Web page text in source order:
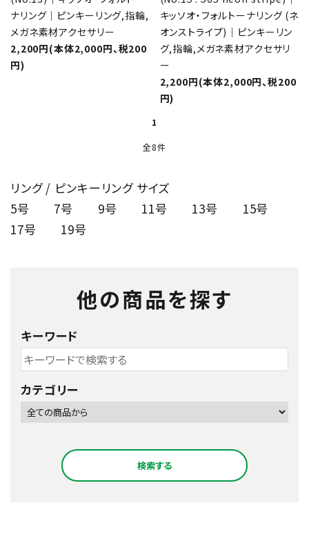
ナリング｜ピンキーリング,指輪,
メガネ素材アクセサリー
2,200円(本体2,000円、税200
円)
キッソオ・フォルトーナリング (ネ
オンストライプ)｜ピンキーリン
グ,指輪,メガネ素材アクセサリ
ー
2,200円(本体2,000円、税200
円)
1
全8件
リング / ピンキーリング サイズ
5号
7号 9号 11号 13号
15号
17号
19号
他の商品を探す
キーワード
カテゴリー
検索する